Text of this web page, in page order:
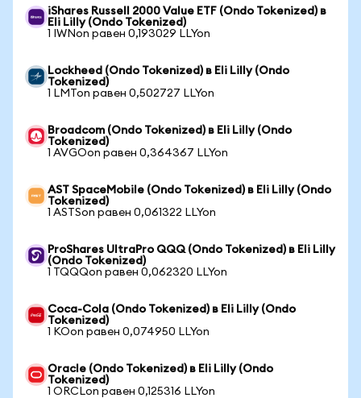
iShares Russell 2000 Value ETF (Ondo Tokenized) в
Eli Lilly (Ondo Tokenized)
1 IWNon равен 0,193029 LLYon
Lockheed (Ondo Tokenized) в Eli Lilly (Ondo
Tokenized)
1 LMTon равен 0,502727 LLYon
Broadcom (Ondo Tokenized) в Eli Lilly (Ondo
Tokenized)
1 AVGOon равен 0,364367 LLYon
AST SpaceMobile (Ondo Tokenized) в Eli Lilly (Ondo
Tokenized)
1 ASTSon равен 0,061322 LLYon
ProShares UltraPro QQQ (Ondo Tokenized) в Eli Lilly
(Ondo Tokenized)
1 TQQQon равен 0,062320 LLYon
Coca-Cola (Ondo Tokenized) в Eli Lilly (Ondo
Tokenized)
1 KOon равен 0,074950 LLYon
Oracle (Ondo Tokenized) в Eli Lilly (Ondo
Tokenized)
1 ORCLon равен 0,125316 LLYon